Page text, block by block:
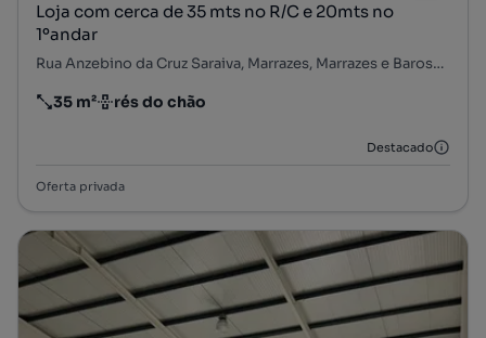
Loja com cerca de 35 mts no R/C e 20mts no
1ºandar
Rua Anzebino da Cruz Saraiva, Marrazes, Marrazes e Barosa, Leiria, Leiria
Preço por metro quadrado
35 m²
Andar rés do chão
Destacado
Oferta privada